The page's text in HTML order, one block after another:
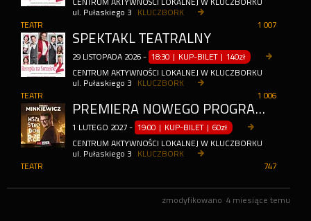
ul. Pułaskiego 3
KLUCZBORK
1 007
TEATR
SPEKTAKL TEATRALNY
29 LISTOPADA 2026 - 18:30 | KUP-BILET |140zł
CENTRUM AKTYWNOŚCI LOKALNEJ W KLUCZBORKU
ul. Pułaskiego 3
KLUCZBORK
1 006
TEATR
PREMIERA NOWEGO PROGRAMU: WSZYSTKO DOBRZE
1 LUTEGO 2027 - 19:00 | KUP-BILET |60zł
CENTRUM AKTYWNOŚCI LOKALNEJ W KLUCZBORKU
ul. Pułaskiego 3
KLUCZBORK
747
TEATR
zmodyfikowano 4 miesiące temu